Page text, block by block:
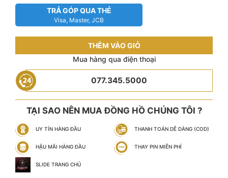
TRẢ GÓP QUA THẺ
Visa, Master, JCB
THÊM VÀO GIỎ
Mua hàng qua điện thoại
077.345.5000
TẠI SAO NÊN MUA ĐỒNG HỒ CHÚNG TÔI ?
UY TÍN HÀNG ĐẦU THANH TOÁN DỄ DÀNG (COD)
HẬU MÃI HÀNG ĐẦU THAY PIN MIỄN PHÍ
SLIDE TRANG CHỦ